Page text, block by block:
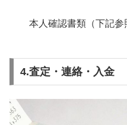
本人確認書類（下記参
4.査定・連絡・入金